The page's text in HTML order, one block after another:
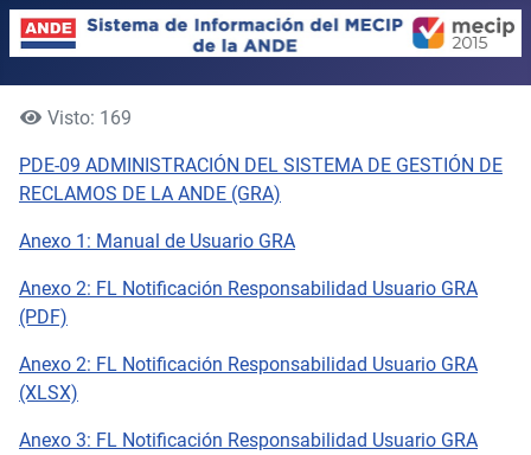
Visto: 169
PDE-09 ADMINISTRACIÓN DEL SISTEMA DE GESTIÓN DE
RECLAMOS DE LA ANDE (GRA)
Anexo 1: Manual de Usuario GRA
Anexo 2: FL Notificación Responsabilidad Usuario GRA
(PDF)
Anexo 2: FL Notificación Responsabilidad Usuario GRA
(XLSX)
Anexo 3: FL Notificación Responsabilidad Usuario GRA